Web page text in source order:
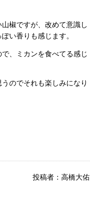
椒ですが、改めて意識し
い香りも感じます。
、ミカンを食べてる感じ
のでそれも楽しみになり
投稿者： 高橋大佑